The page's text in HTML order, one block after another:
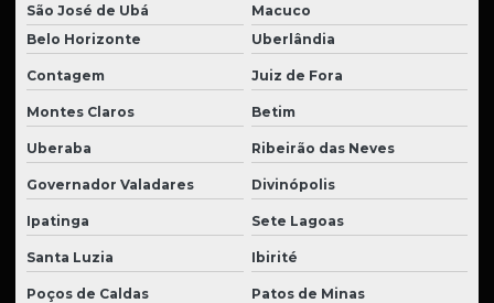
São José de Ubá
Macuco
Belo Horizonte
Uberlândia
Contagem Juiz de Fora
Montes Claros Betim
Uberaba Ribeirão das Neves
Governador Valadares Divinópolis
Ipatinga Sete Lagoas
Santa Luzia Ibirité
Poços de Caldas Patos de Minas